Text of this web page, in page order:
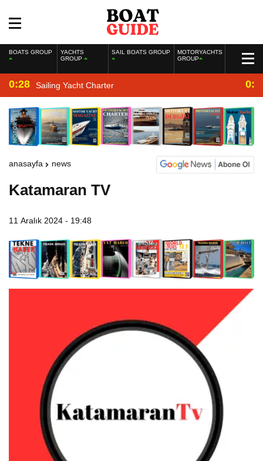
BOATS GROUP
YACHTS
GROUP
SAIL BOATS GROUP
MOTORYACHTS
GROUP
0:28 Sailing Yacht Charter
anasayfa news
Katamaran TV
11 Aralık 2024 - 19:48